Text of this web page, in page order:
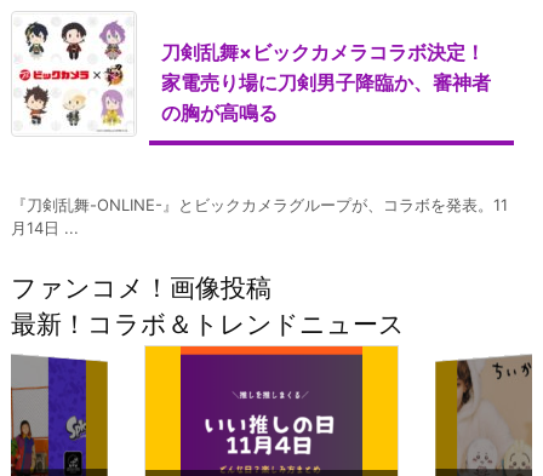
刀剣乱舞×ビックカメラコラボ決定！
家電売り場に刀剣男子降臨か、審神者
の胸が高鳴る
『刀剣乱舞-ONLINE-』とビックカメラグループが、コラボを発表。11
月14日 ...
ファンコメ！画像投稿
最新！コラボ＆トレンドニュース